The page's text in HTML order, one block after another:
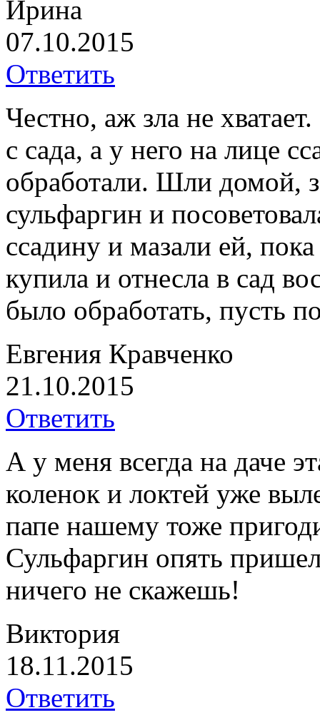
Ирина
07.10.2015
Ответить
Честно, аж зла не
с сада, а у него на лице
обработали. Шли домой,
сульфаргин и
ссадину и мазали ей,
купила и отнесла в сад
было обработать, пусть
Евгения Кравченко
21.10.2015
Ответить
А у меня всегда на даче
коленок и локтей уже
папе нашему тоже
Сульфаргин опять
ничего не скажешь!
Виктория
18.11.2015
Ответить